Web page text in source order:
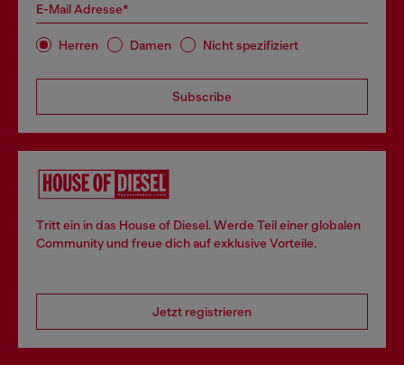
E-Mail Adresse*
Herren Damen Nicht spezifiziert
Subscribe
Tritt ein in das House of Diesel. Werde Teil einer globalen
Community und freue dich auf exklusive Vorteile.
Jetzt registrieren